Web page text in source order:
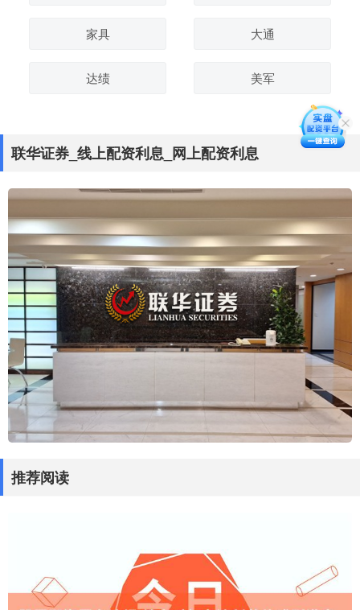
家具 大通
达绩 美军
联华证券_线上配资利息_网上配资利息
推荐阅读